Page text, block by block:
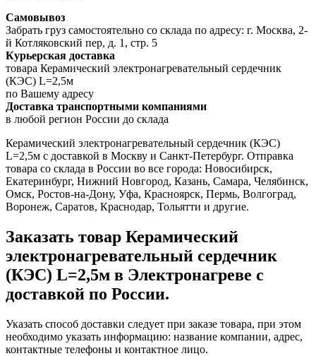
Самовывоз
Забрать груз самостоятельно со склада по адресу: г. Москва, 2-
й Котляковский пер, д. 1, стр. 5
Курьерская доставка
товара Керамический электронагревательный сердечник
(КЭС) L=2,5м
по Вашему адресу
Доставка транспортными компаниями
в любой регион России до склада
Керамический электронагревательный сердечник (КЭС)
L=2,5м с доставкой в Москву и Санкт-Петербург. Отправка
товара со склада в России во все города: Новосибирск,
Екатеринбург, Нижний Новгород, Казань, Самара, Челябинск,
Омск, Ростов-на-Дону, Уфа, Красноярск, Пермь, Волгоград,
Воронеж, Саратов, Краснодар, Тольятти и другие.
Заказать товар Керамический
электронагревательный сердечник
(КЭС) L=2,5м в Электронагреве с
доставкой по России.
Указать способ доставки следует при заказе товара, при этом
необходимо указать информацию: название компании, адрес,
контактные телефоны и контактное лицо.